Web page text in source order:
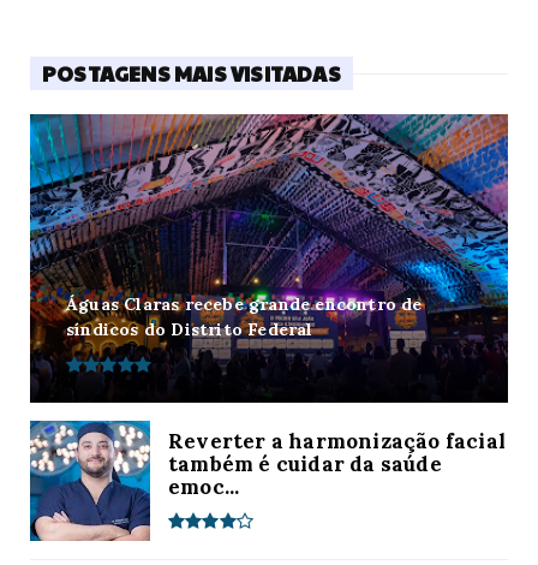
POSTAGENS MAIS VISITADAS
Águas Claras recebe grande encontro de
síndicos do Distrito Federal
Reverter a harmonização facial
também é cuidar da saúde
emoc...